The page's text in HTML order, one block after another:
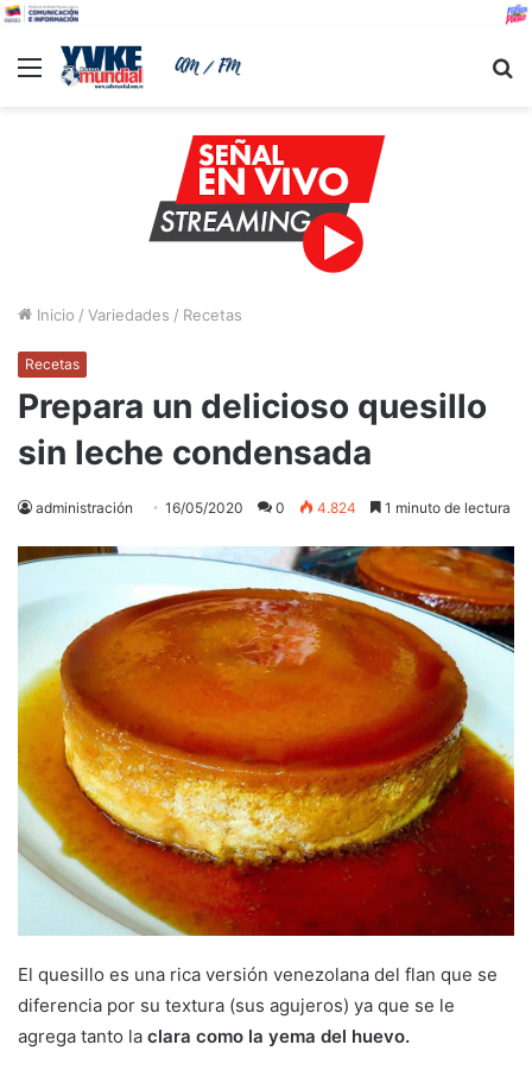
Menu
Inicio / Variedades / Recetas
Recetas
Prepara un delicioso quesillo
sin leche condensada
administración 16/05/2020 0 4.824 1 minuto de lectura
El quesillo es una rica versión venezolana del flan que se
diferencia por su textura (sus agujeros) ya que se le
agrega tanto la clara como la yema del huevo.